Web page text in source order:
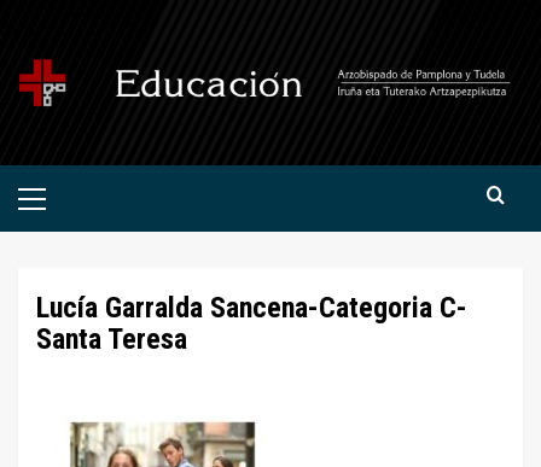
contenido
Menú
Lucía Garralda Sancena-Categoria C-
Santa Teresa